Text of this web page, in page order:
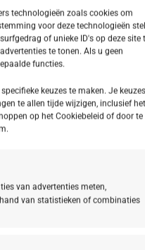
technologieën zoals cookies om
voor deze technologieën
of unieke ID's op deze site
te tonen. Als u geen
functies.
keuzes te maken. Je keuzes
te allen tijde wijzigen, inclusief het
op het Cookiebeleid of door te
van advertenties meten,
van statistieken of combinaties
Clarifying Peeling Cream